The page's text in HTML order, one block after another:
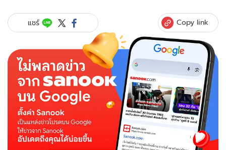
แชร์ Copy link